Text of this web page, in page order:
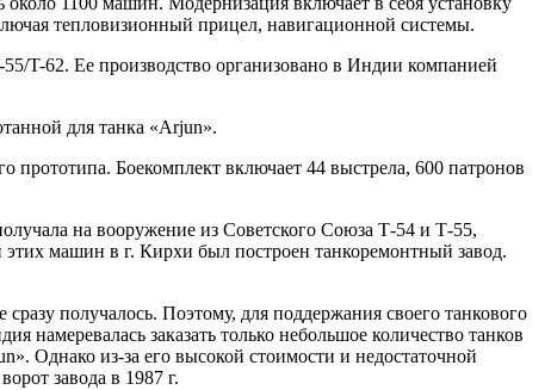
тепловизионный прицел, навигационной системы.
T-62. Ее производство организовано в Индии компанией
для танка «Arjun».
прототипа. Боекомплект включает 44 выстрела, 600 патронов
на вооружение из Советского Союза Т-54 и Т-55,
машин в г. Кирхи был построен танкоремонтный завод.
получалось. Поэтому, для поддержания своего танкового
заказать только небольшое количество танков
Однако из-за его высокой стоимости и недостаточной
завода в 1987 г.